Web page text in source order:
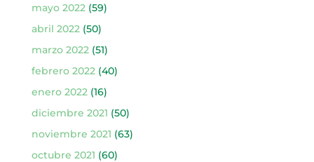
mayo 2022(59)
abril 2022(50)
marzo 2022(51)
febrero 2022(40)
enero 2022(16)
diciembre 2021 (50)
noviembre 2021 (63)
octubre 2021 (60)